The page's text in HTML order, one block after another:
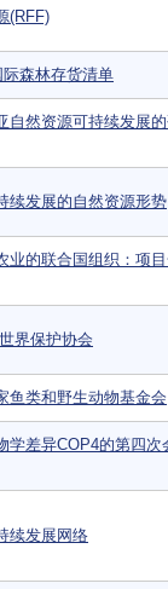
(RFF)
际森林存货清单
自然资源可持续发展
续发展的自然资源形势
业的联合国组织：项
界保护协会
鱼类和野生动物基金会
学差异COP4的第四次
续发展网络